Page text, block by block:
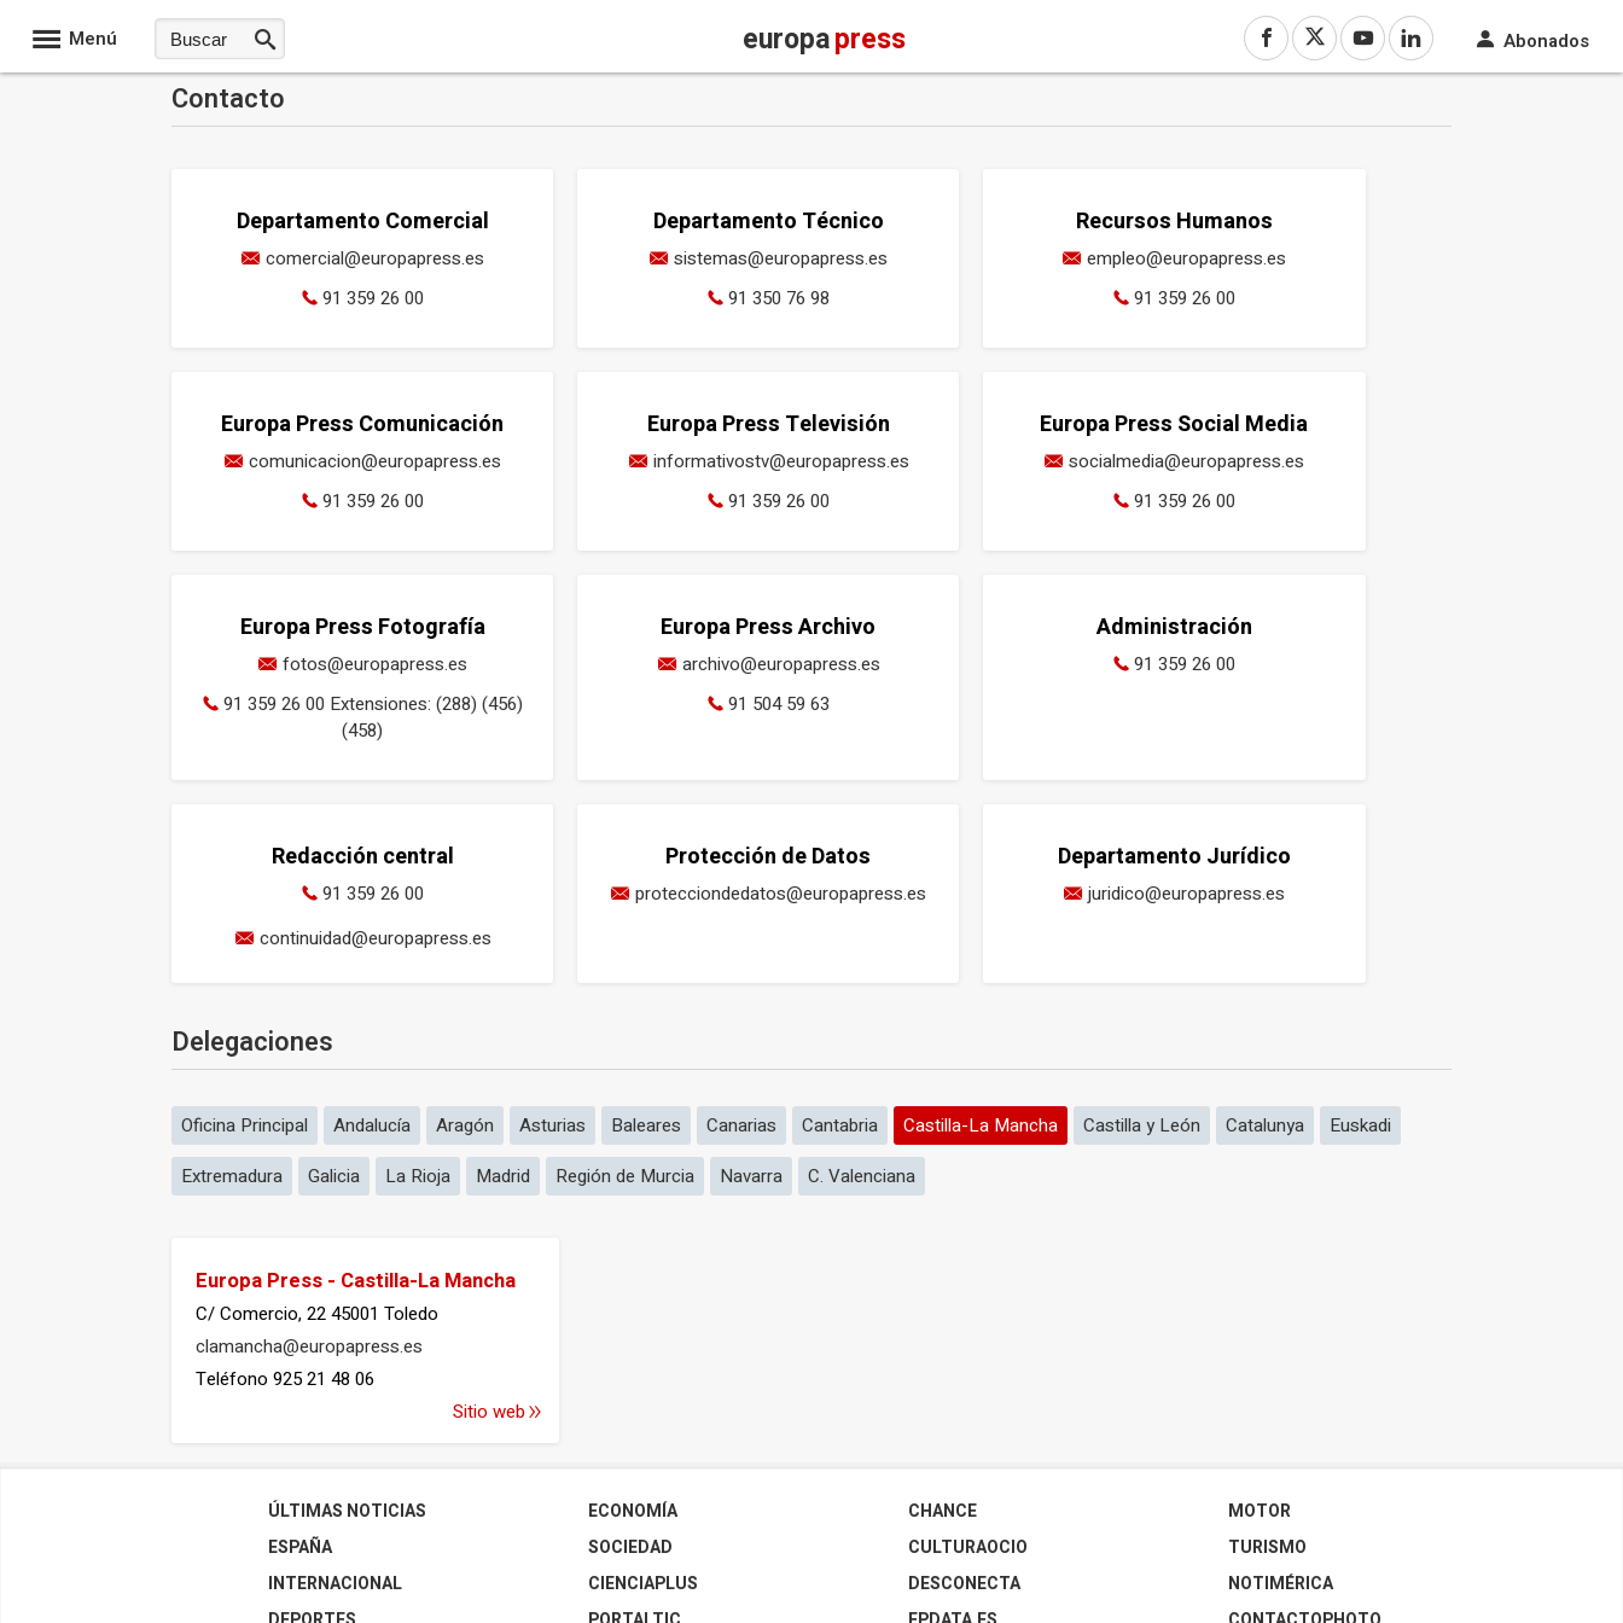
Menú europapress Abonados
Contacto
Departamento Comercial
comercial@europapress.es
91 359 26 00
Departamento Técnico
sistemas@europapress.es
91 350 76 98
Recursos Humanos
empleo@europapress.es
91 359 26 00
Europa Press Comunicación
comunicacion@europapress.es
91 359 26 00
Europa Press Televisión
informativostv@europapress.es
91 359 26 00
Europa Press Social Media
socialmedia@europapress.es
91 359 26 00
Europa Press Fotografía
fotos@europapress.es
91 359 26 00 Extensiones: (288) (456)
(458)
Europa Press Archivo
archivo@europapress.es
91 504 59 63
Administración
91 359 26 00
Redacción central
91 359 26 00
continuidad@europapress.es
Protección de Datos
protecciondedatos@europapress.es
Departamento Jurídico
juridico@europapress.es
Delegaciones
Oficina Principal Andalucía Aragón Asturias Baleares Canarias Cantabria Castilla-La Mancha Castilla y León Catalunya
Euskadi
Extremadura
Galicia La Rioja Madrid Región de Murcia Navarra C. Valenciana
Europa Press - Castilla-La Mancha
C/ Comercio, 2245001 Toledo
clamancha@europapress.es
Teléfono 925 21 48 06
Sitio web
ÚLTIMAS NOTICIAS
ESPAÑA
INTERNACIONAL
ECONOMÍA
SOCIEDAD
CIENCIAPLUS
CHANCE
CULTURAOCIO
DESCONECTA
MOTOR
TURISMO
NOTIMÉRICA